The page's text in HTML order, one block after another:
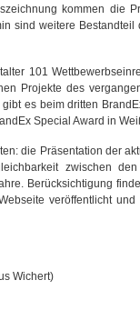
kommen die
sind weitere Bestandteil
101
Projekte des
es beim dritten
Special Award in
die Präsentation der
zwischen
Berücksichtigung
veröffentlicht
Wichert)